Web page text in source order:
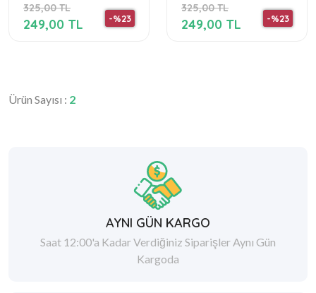
325,00 TL
-%23
249,00 TL
325,00 TL
-%23
249,00 TL
Ürün Sayısı : 2
AYNI GÜN KARGO
Saat 12:00'a Kadar Verdiğiniz Siparişler Aynı Gün
Kargoda